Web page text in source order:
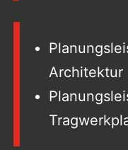
Architektur